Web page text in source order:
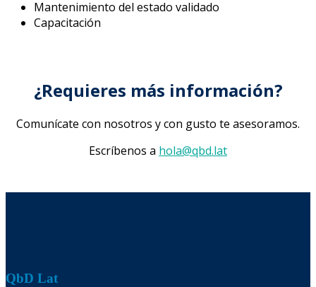
Mantenimiento del estado validado
Capacitación
¿Requieres más información?
Comunícate con nosotros y con gusto te asesoramos.
Escríbenos a hola@qbd.lat
QbD Lat